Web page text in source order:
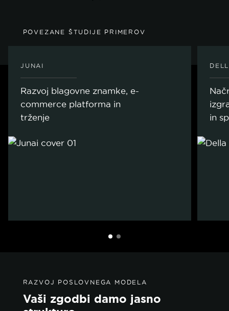
POVEZANE ŠTUDIJE PRIMEROV
JUNAI
Razvoj blagovne znamke, e-
commerce platforma in
trženje
in
RAZVOJ POSLOVNEGA MODELA
Vaši zgodbi damo jasno